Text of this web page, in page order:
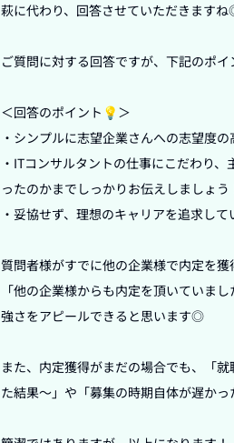
萩に代わり、回答させていただきます
ご質問に対する回答ですが、下記のポ
＜回答のポイント💡＞
・シンプルに志望企業さんへの志望度
・ITコンサルタントの仕事にこだわり
ったのかまでしっかりお伝えしましょう
・妥協せず、理想のキャリアを追求し
質問者様がすでに他の企業様で内定を
「他の企業様からも内定を頂いていま
強さをアピールできると思います◎
また、内定獲得がまだの場合でも、「
た結果〜」や「募集の時期自体が遅かっ